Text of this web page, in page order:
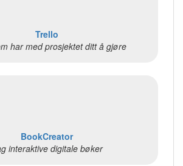
Trello
har med prosjektet ditt å gjøre
BookCreator
interaktive digitale bøker